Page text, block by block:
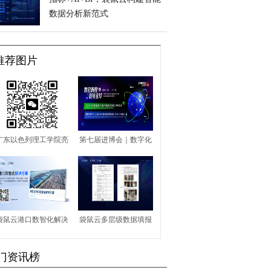
数据分析新范式
荐图片
东以色列理工学院亮
深圳高交会，携多项
色科技成果助力产业
升级
第七届进博会｜数字化
浪潮下的人力资源革
新，金柚网提升企业管
理效能
鼠云港口数智化解决
加速“智变”
袋鼠云多层级数据填报
资讯榜